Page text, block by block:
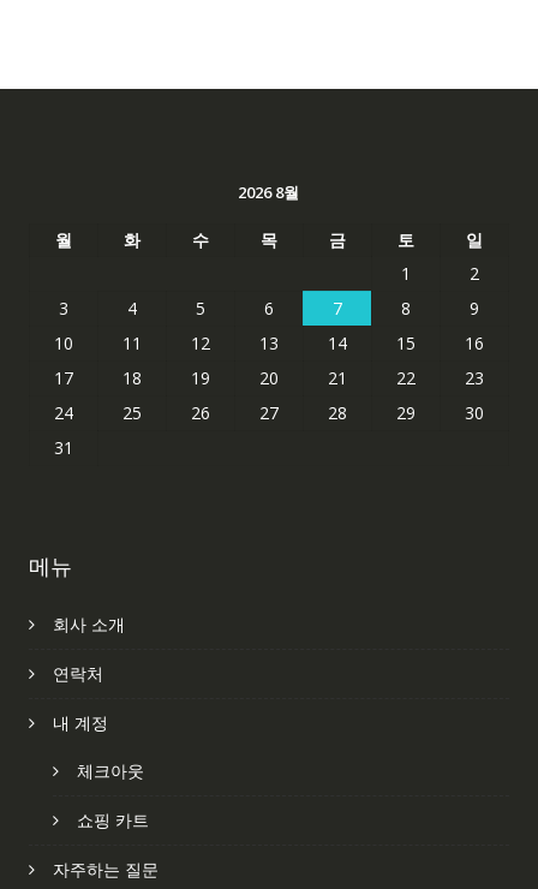
2026 8월
월 화 수 목 금 토
일
1
2
3
4 5 6 7 8
9
10
11 12 13 14 15
16
17
18 19 20 21 22
23
24
25 26 27 28 29
30
31
메뉴
회사 소개
연락처
내 계정
체크아웃
쇼핑 카트
자주하는 질문